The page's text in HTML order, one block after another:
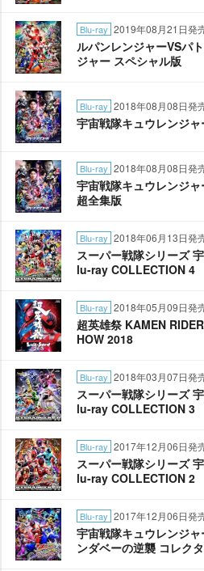
Blu-ray 2019年08月21日発
ルパンレンジャーVSパ
ジャー スペシャル版
Blu-ray 2018年08月08日発
宇宙戦隊キュウレンジ
Blu-ray 2018年08月08日発
宇宙戦隊キュウレンジ
超全集版
Blu-ray 2018年06月13日発
スーパー戦隊シリーズ
lu-ray COLLECTION 4
Blu-ray 2018年05月09日発
超英雄祭 KAMEN
HOW 2018
Blu-ray 2018年03月07日発
スーパー戦隊シリーズ
lu-ray COLLECTION 3
Blu-ray 2017年12月06日発
スーパー戦隊シリーズ
lu-ray COLLECTION 2
Blu-ray 2017年12月06日発
宇宙戦隊キュウレンジ
ンダベーの逆襲 コレク